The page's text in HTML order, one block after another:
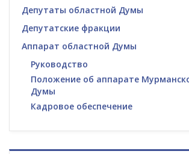
Депутаты областной Думы
Депутатские фракции
Аппарат областной Думы
Руководство
Положение об аппарате
Думы
Кадровое обеспечение